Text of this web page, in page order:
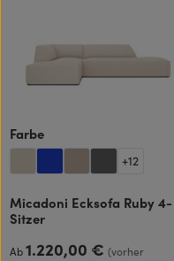
Farbeauswählen
+12
Micadoni Ecksofa Ruby 4-
Sitzer
Regulärer Preis:
Ab1.220,00 €(vorher